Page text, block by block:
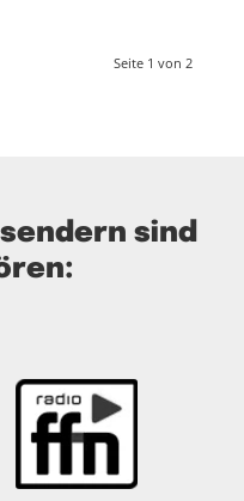
Seite 1 von 2
sind